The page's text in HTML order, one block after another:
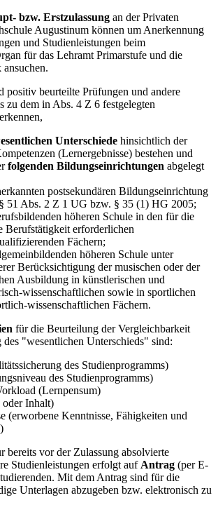
bzw. Erstzulassung an der Privaten
Augustinum können um Anerkennung
und Studienleistungen beim
für das Lehramt Primarstufe und die
positiv beurteilte Prüfungen und andere
zu dem in Abs. 4 Z 6 festgelegten
Unterschiede hinsichtlich der
(Lernergebnisse) bestehen und
folgenden Bildungseinrichtungen abgelegt
postsekundären Bildungseinrichtung
51 Abs. 2 Z 1 UG bzw. § 35 (1) HG 2005;
höheren Schule in den für die
Berufstätigkeit erforderlichen
Fächern;
höheren Schule unter
Berücksichtigung der musischen oder der
Ausbildung in künstlerischen und
wissenschaftlichen sowie in sportlichen
wissenschaftlichen Fächern.
für die Beurteilung der Vergleichbarkeit
"wesentlichen Unterschieds" sind:
des Studienprogramms)
des Studienprogramms)
(Lernpensum)
Inhalt)
(erworbene Kenntnisse, Fähigkeiten und
bereits vor der Zulassung absolvierte
Studienleistungen erfolgt auf Antrag (per E-
Mit dem Antrag sind für die
Unterlagen abzugeben bzw. elektronisch zu